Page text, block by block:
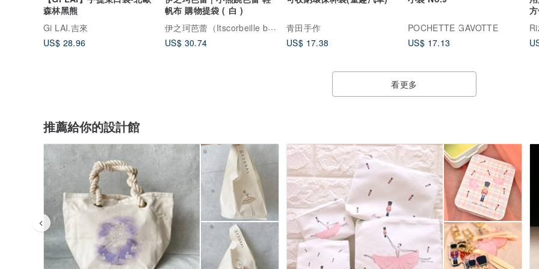
森林黑熊
Gi LAI.吉來
US$ 28.96
帆布 購物提袋 ( 白 )
伊之珂芭蕾（Itscorbeille ballet）
US$ 30.74
青田手作
US$ 17.38
POCHETTE GAVOTTE
US$ 17.13
看更多
推薦給你的設計館